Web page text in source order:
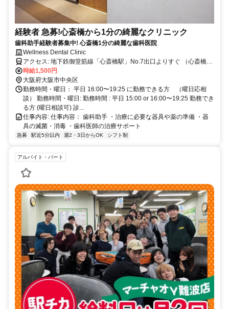
経験者 急募!心斎橋から1分の綺麗なクリニック
歯科助手経験者募集中! 心斎橋1分の綺麗な歯科医院
Wellness Dental Clinic
アクセス: 地下鉄御堂筋線「心斎橋駅」No.7出口よりすぐ （心斎橋大
丸店向かい・OPA隣・アクタス上）
時給1,500円
大阪府大阪市中央区
勤務時間・曜日： 平日 16:00〜19:25 に勤務できる方 （曜日応相
談） 勤務時間・曜日: 勤務時間 : 平日 15:00 or 16:00〜19:25 勤務でき
る方 (曜日相談可) ​診...
仕事内容: 仕事内容： 歯科助手 ・治療に必要な器具や薬の準備 ・器
具の滅菌・消毒 ・歯科医師の治療サポート
急募 駅近5分以内 週2・3日からOK シフト制
アルバイト・パート